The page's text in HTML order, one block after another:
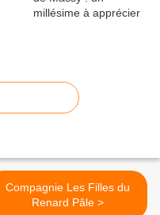
Compagnie Les Filles du
Renard Pâle >